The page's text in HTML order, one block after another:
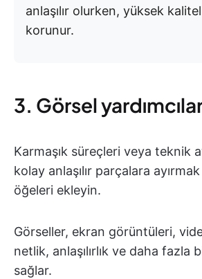
anlaşılır olurken, yüksek
korunur.
3. Görsel
Karmaşık süreçleri veya teknik
kolay anlaşılır parçalara
öğeleri ekleyin.
Görseller, ekran görüntüleri,
netlik, anlaşılırlık ve daha fazla
sağlar.